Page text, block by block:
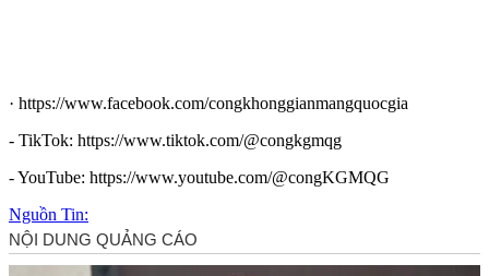
· https://www.facebook.com/congkhonggianmangquocgia
- TikTok: https://www.tiktok.com/@congkgmqg
- YouTube: https://www.youtube.com/@congKGMQG
Nguồn Tin: